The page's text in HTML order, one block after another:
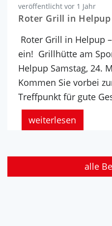
veröffentlicht vor 1 Jahr
Roter Grill in
Roter Grill in Helpup
ein! Grillhütte am
Helpup Samstag, 24.
Kommen Sie vorbei
Treffpunkt für gute
weiterlesen
alle